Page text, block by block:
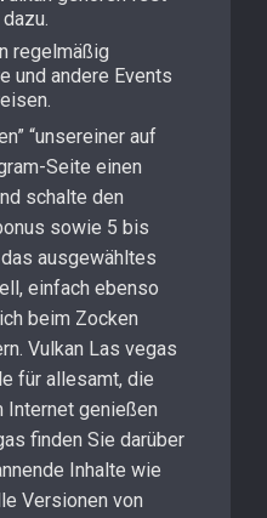
regelmäßig
und andere Events
“unsereiner auf
Seite einen
schalte den
sowie 5 bis
ausgewähltes
einfach ebenso
beim Zocken
Vulkan Las vegas
für allesamt, die
Internet genießen
finden Sie darüber
Inhalte wie
Versionen von